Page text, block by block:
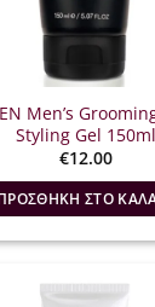
Men’s
Styling Gel 150ml
€12.00
ΣΤΟ